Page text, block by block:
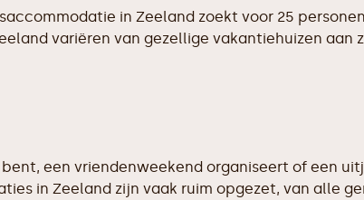
in Zeeland zoekt voor 25
variëren van gezellige vakantiehuizen aan
een vriendenweekend organiseert of een
in Zeeland zijn vaak ruim opgezet, van alle